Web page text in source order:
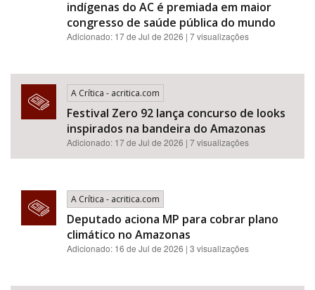
indígenas do AC é premiada em maior
congresso de saúde pública do mundo
Adicionado: 17 de Jul de 2026 | 7 visualizações
A Crítica - acritica.com
Festival Zero 92 lança concurso de looks
inspirados na bandeira do Amazonas
Adicionado: 17 de Jul de 2026 | 7 visualizações
A Crítica - acritica.com
Deputado aciona MP para cobrar plano
climático no Amazonas
Adicionado: 16 de Jul de 2026 | 3 visualizações